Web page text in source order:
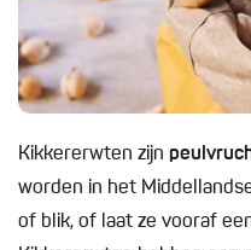
Kikkererwten zijn
worden in het
of blik, of laat ze vooraf